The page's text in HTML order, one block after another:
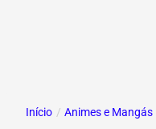
Início / Animes e Mangás